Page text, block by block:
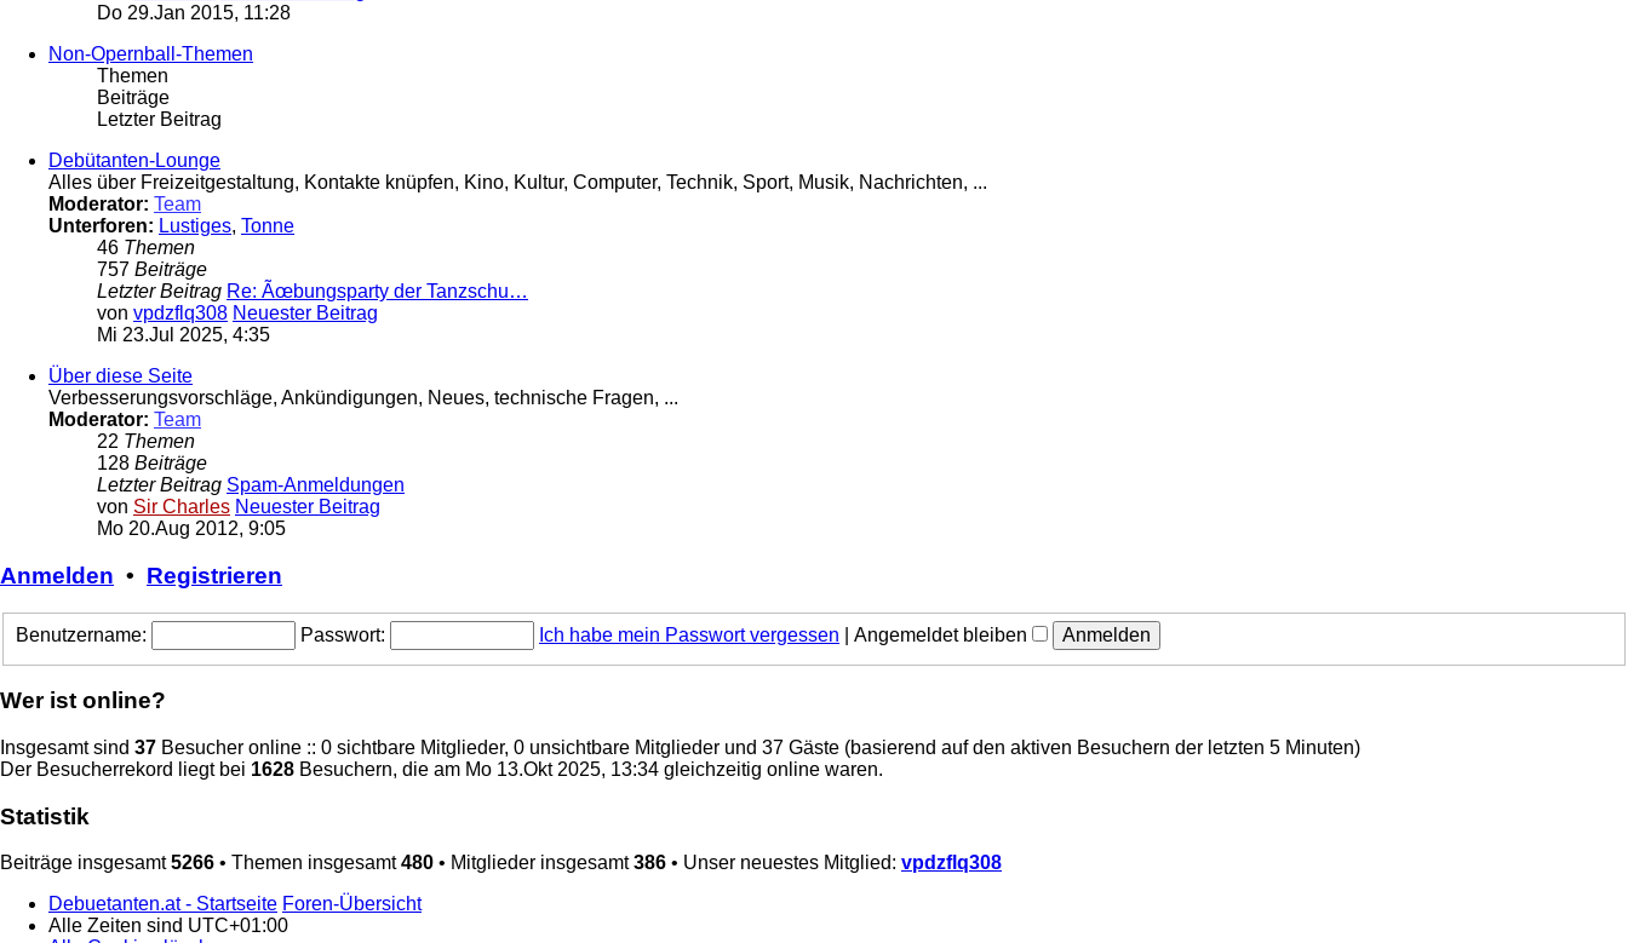
Do 29.Jan 2015, 11:28
Non-Opernball-Themen
Themen
Beiträge
Letzter Beitrag
Debütanten-Lounge
Alles über Freizeitgestaltung, Kontakte knüpfen, Kino, Kultur, Computer, Technik, Sport, Musik, Nachrichten, ...
Moderator: Team
Unterforen: Lustiges, Tonne
46 Themen
757 Beiträge
Letzter Beitrag Re: Ãœbungsparty der Tanzschu…
von vpdzflq308 Neuester Beitrag
Mi 23.Jul 2025, 4:35
Über diese Seite
Verbesserungsvorschläge, Ankündigungen, Neues, technische Fragen, ...
Moderator: Team
22 Themen
128 Beiträge
Letzter Beitrag Spam-Anmeldungen
von Sir Charles Neuester Beitrag
Mo 20.Aug 2012, 9:05
Anmelden • Registrieren
Benutzername: Passwort: Ich habe mein Passwort vergessen Angemeldet bleiben
Wer ist online?
Insgesamt sind 37 Besucher online :: 0 sichtbare Mitglieder, 0 unsichtbare Mitglieder und 37 Gäste (basierend auf den aktiven Besuchern der letzten 5 Minuten)
Der Besucherrekord liegt bei 1628 Besuchern, die am Mo 13.Okt 2025, 13:34 gleichzeitig online waren.
Statistik
Beiträge insgesamt5266 • Themen insgesamt480 • Mitglieder insgesamt386 • Unser neuestes Mitglied: vpdzflq308
Debuetanten.at - Startseite Foren-Übersicht
Alle Zeiten sind UTC+01:00